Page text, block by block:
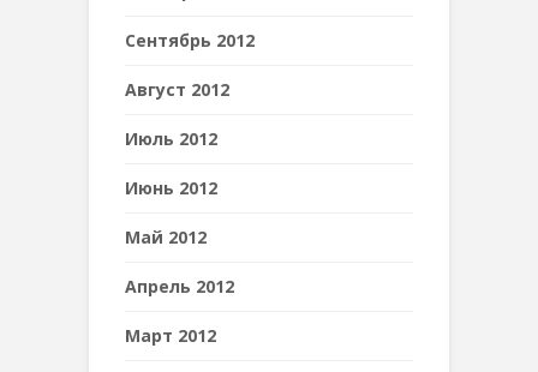
Сентябрь 2012
Август 2012
Июль 2012
Июнь 2012
Май 2012
Апрель 2012
Март 2012